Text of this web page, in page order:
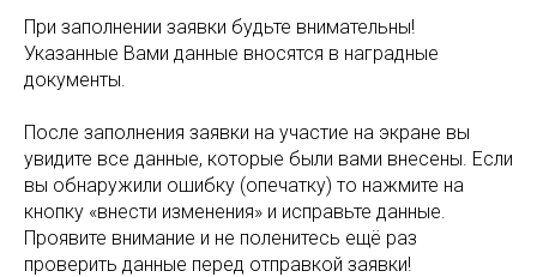
При заполнении заявки будьте внимательны!
Указанные Вами данные вносятся в наградные
документы.
После заполнения заявки на участие на экране вы
увидите все данные, которые были вами внесены. Если
вы обнаружили ошибку (опечатку) то нажмите на
кнопку «внести изменения» и исправьте данные.
Проявите внимание и не поленитесь ещё раз
проверить данные перед отправкой заявки!